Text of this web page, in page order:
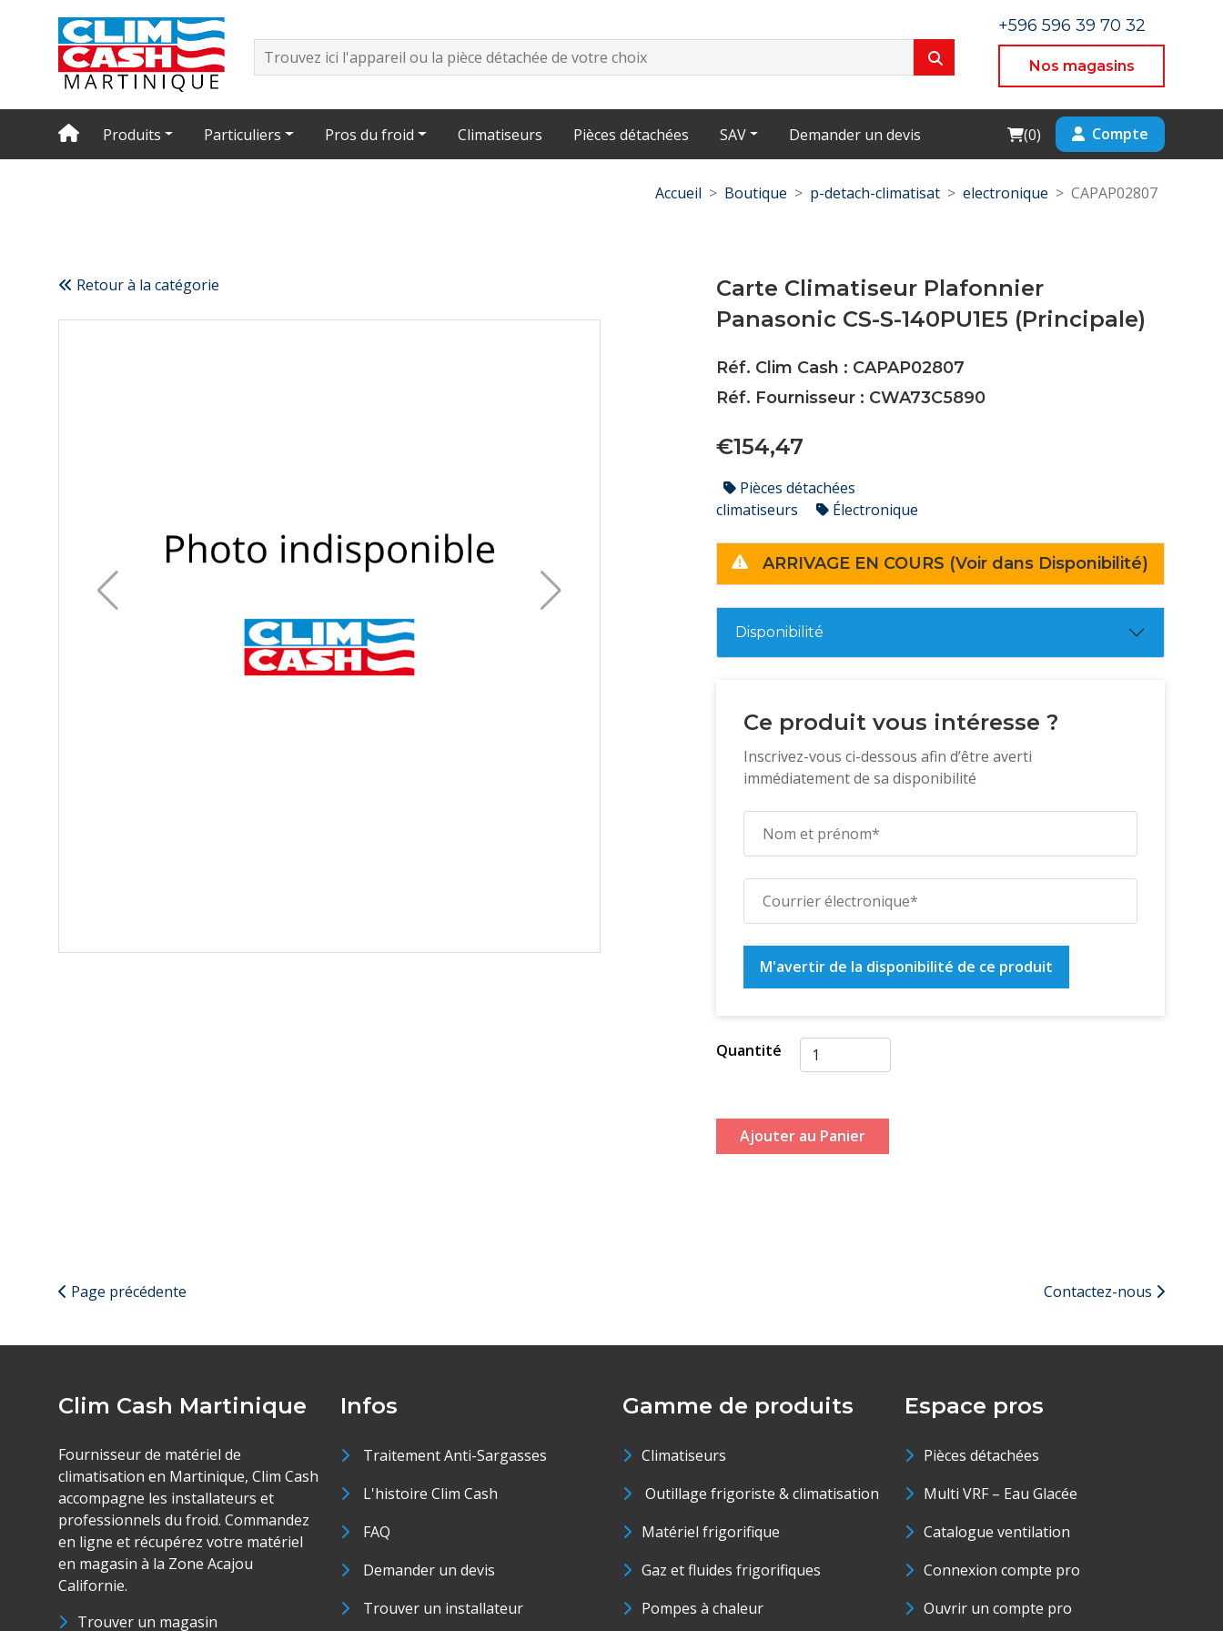
+596 596 39 70 32
Nos magasins
Produits Particuliers Pros du froid Climatiseurs Pièces détachées SAV Demander un devis Cart
(0) Compte
Accueil Boutique p-detach-climatisat electronique CAPAP02807
Retour à la catégorie
Carte Climatiseur Plafonnier
Panasonic CS-S-140PU1E5 (Principale)
Réf. Clim Cash : CAPAP02807
Réf. Fournisseur : CWA73C5890
€154,47
Pièces détachées
climatiseurs
Électronique
ARRIVAGE EN COURS (Voir dans Disponibilité)
Disponibilité
Ce produit vous intéresse ?
Inscrivez-vous ci-dessous afin d’être averti
immédiatement de sa disponibilité
M'avertir de la disponibilité de ce produit
Quantité
Ajouter au Panier
Page précédente Contactez-nous
Clim Cash Martinique
Fournisseur de matériel de
climatisation en Martinique, Clim Cash
accompagne les installateurs et
professionnels du froid. Commandez
en ligne et récupérez votre matériel
en magasin à la Zone Acajou
Californie.
Trouver un magasin
Infos
Traitement Anti-Sargasses
L'histoire Clim Cash
FAQ
Demander un devis
Trouver un installateur
Gamme de produits
Climatiseurs
Outillage frigoriste & climatisation
Matériel frigorifique
Gaz et fluides frigorifiques
Pompes à chaleur
Espace pros
Pièces détachées
Multi VRF – Eau Glacée
Catalogue ventilation
Connexion compte pro
Ouvrir un compte pro